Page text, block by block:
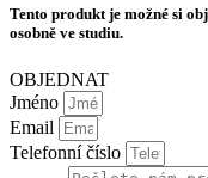
Tento produkt je možné si
osobně ve studiu.
OBJEDNAT
Jméno
Email
Telefonní číslo